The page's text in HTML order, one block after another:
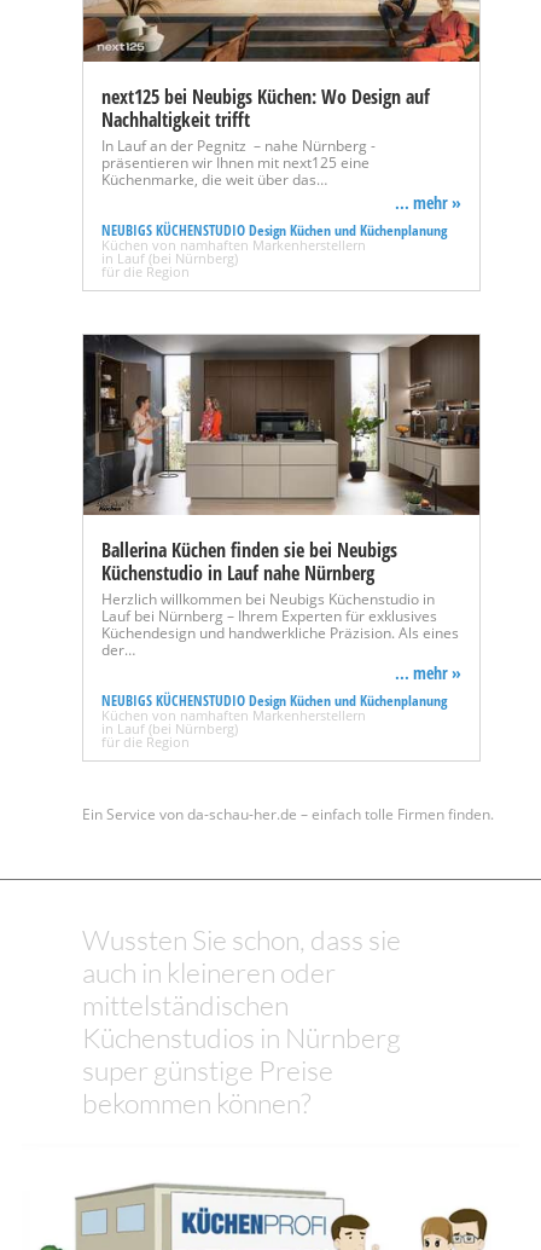
next125 bei Neubigs Küchen: Wo Design auf
Nachhaltigkeit trifft
In Lauf an der Pegnitz – nahe Nürnberg -
präsentieren wir Ihnen mit next125 eine
Küchenmarke, die weit über das…
... mehr »
NEUBIGS KÜCHENSTUDIO Design Küchen und Küchenplanung
Küchen von namhaften Markenherstellern
in Lauf (bei Nürnberg)
für die Region
Ballerina Küchen finden sie bei Neubigs
Küchenstudio in Lauf nahe Nürnberg
Herzlich willkommen bei Neubigs Küchenstudio in
Lauf bei Nürnberg – Ihrem Experten für exklusives
Küchendesign und handwerkliche Präzision. Als eines
der…
... mehr »
NEUBIGS KÜCHENSTUDIO Design Küchen und Küchenplanung
Küchen von namhaften Markenherstellern
in Lauf (bei Nürnberg)
für die Region
Ein Service von da-schau-her.de – einfach tolle Firmen finden.
Wussten Sie schon, dass sie
auch in kleineren oder
mittelständischen
Küchenstudios in Nürnberg
super günstige Preise
bekommen können?